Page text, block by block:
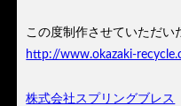
この度制作させていただい
http://www.okazaki-
株式会社スプリングブレス